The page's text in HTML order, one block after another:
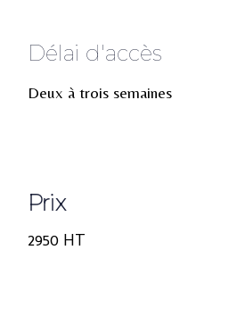
Délai d'accès
Deux à trois semaines
Prix
2950 HT